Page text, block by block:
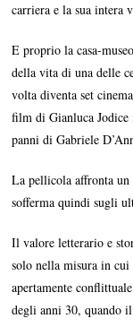
carriera e la sua intera
E proprio la casa-
della vita di una delle
volta diventa set
film di Gianluca
panni di Gabriele
La pellicola affronta
sofferma quindi sugli
Il valore letterario e
solo nella misura in
apertamente
degli anni 30, quando